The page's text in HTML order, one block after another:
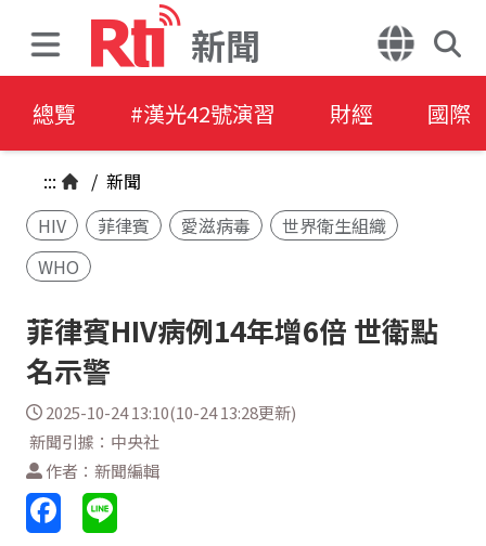
新聞
總覽 #漢光42號演習 財經 國際
::: / 新聞
HIV
菲律賓 愛滋病毒
世界衛生組織
WHO
菲律賓HIV病例14年增6倍 世衛點
名示警
2025-10-24 13:10(10-24 13:28更新)
新聞引據：中央社
作者：新聞編輯